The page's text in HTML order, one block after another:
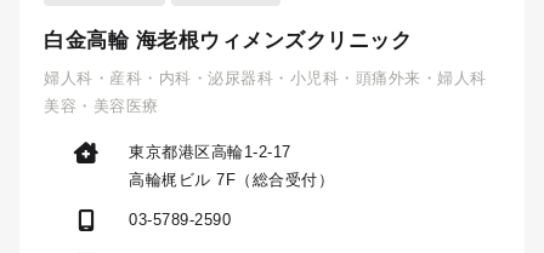
白金高輪 海老根ウィメンズクリニック
婦人科・産科・内科・泌尿器科・小児科・頭痛外来・婦人科
美容・美容医療
東京都港区高輪1-2-17
高輪梶ビル 7F（総合受付）
03-5789-2590